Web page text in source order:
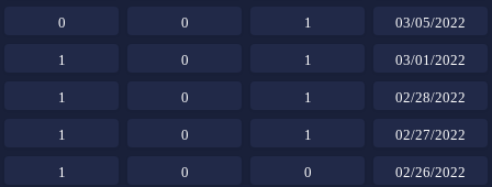
03/05/2022
1
0
0
03/01/2022
1
0
1
02/28/2022
1
0
1
02/27/2022
1
0
1
02/26/2022
0
0
1